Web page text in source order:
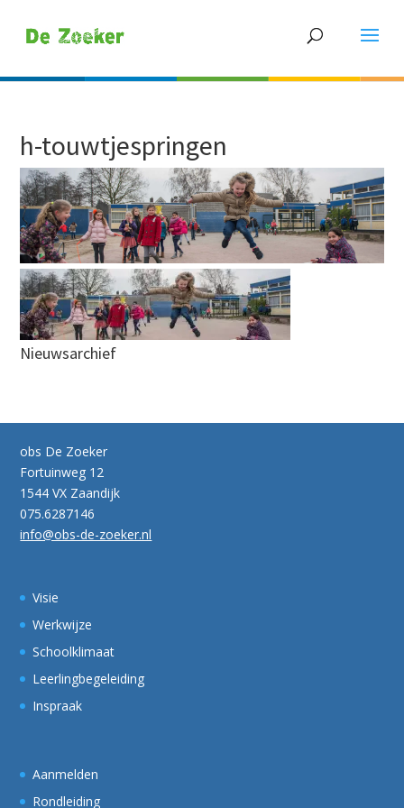
h-touwtjespringen
Nieuwsarchief
obs De Zoeker
Fortuinweg 12
1544 VX Zaandijk
075.6287146
info@obs-de-zoeker.nl
Visie
Werkwijze
Schoolklimaat
Leerlingbegeleiding
Inspraak
Aanmelden
Rondleiding